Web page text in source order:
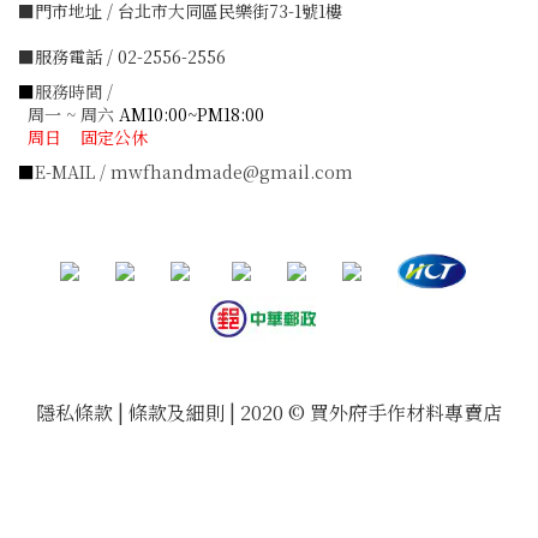
■門市地址 / 台北市大同區民樂街73-1號1樓
■服務電話 / 02-2556-2556
■服務時間 /
周一 ~ 周六 AM10:00~PM18:00
周日 固定公休
■E-MAIL / mwfhandmade@gmail.com
隱私條款 | 條款及細則 | 2020 © 買外府手作材料專賣店